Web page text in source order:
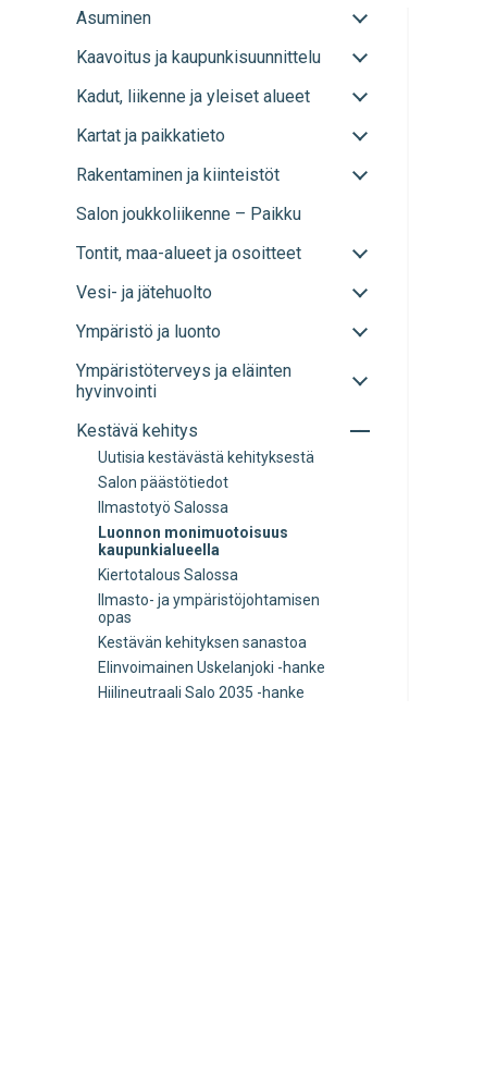
Asuminen
Avaa
sulje
Kaavoitus ja kaupunkisuunnittelu
Avaa
sulje
Kadut, liikenne ja yleiset alueet
Avaa
sulje
Kartat ja paikkatieto
Avaa
sulje
Rakentaminen ja kiinteistöt
Avaa
Salon joukkoliikenne – Paikku
Tontit, maa-alueet ja osoitteet
Avaa
sulje
Vesi- ja jätehuolto
Avaa
sulje
Ympäristö ja luonto
Avaa
sulje
alavalikko
Ympäristöterveys ja eläinten
hyvinvointi
alavalikko
Kestävä kehitys
Avaa
Uutisia kestävästä kehityksestä
Salon päästötiedot
Ilmastotyö Salossa
Luonnon monimuotoisuus
kaupunkialueella
Kiertotalous Salossa
Ilmasto- ja ympäristöjohtamisen
opas
Kestävän kehityksen sanastoa
Elinvoimainen Uskelanjoki -hanke
Hiilineutraali Salo 2035 -hanke